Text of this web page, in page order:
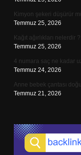
Kimyon şekeri düşürür
Temmuz 25, 2026
Kağıt ağırlıkları nelerdir ?
Temmuz 25, 2026
4 numara saç ne kadar
Temmuz 24, 2026
Anne bebek çantası
Temmuz 21, 2026